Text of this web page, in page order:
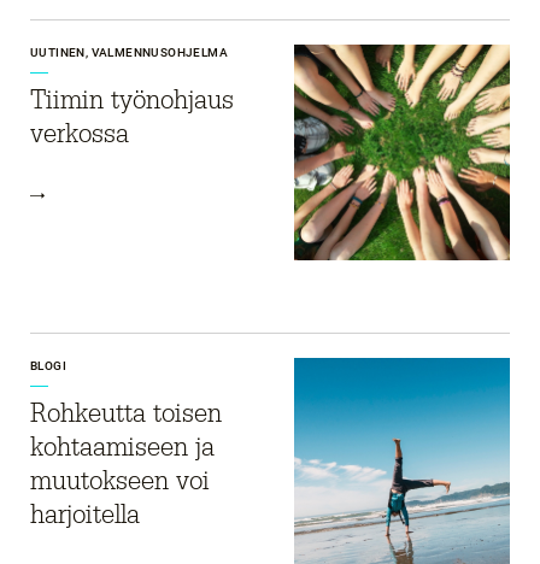
UUTINEN, VALMENNUSOHJELMA
Tiimin työnohjaus
verkossa
BLOGI
Rohkeutta toisen
kohtaamiseen ja
muutokseen voi
harjoitella